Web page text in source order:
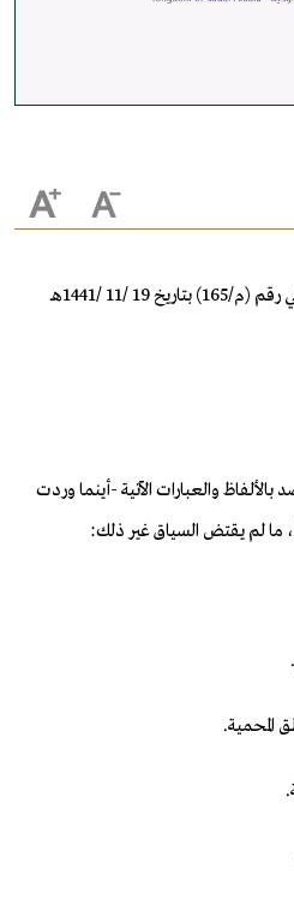
19 /11 /1441هـ
والعبارات الآتية -أينما وردت
ما لم يقتض السياق غير ذلك:
المحمية.